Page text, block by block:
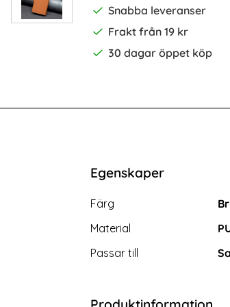
Snabba leveranser
Frakt från 19 kr
30 dagar öppet köp
Egenskaper
Egenskaper/attribut för
Attribut
Färg
Material
Passar till